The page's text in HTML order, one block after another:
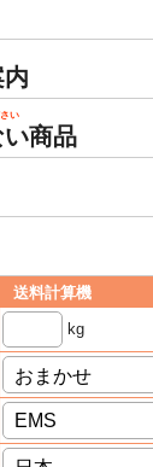
い
商品
送料計算機
kg